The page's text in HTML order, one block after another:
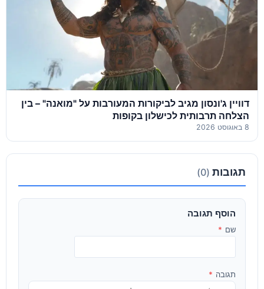
דוויין ג'ונסון מגיב לביקורות המעורבות על "מואנה" – בין
הצלחה תרבותית לכישלון בקופות
8 באוגוסט 2026
תגובות (0)
הוסף תגובה
שם *
תגובה *